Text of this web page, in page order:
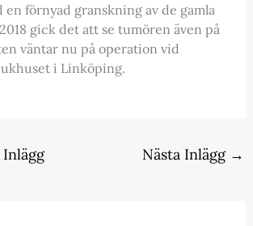
förnyad granskning av de gamla
gick det att se tumören även på
väntar nu på operation vid
i Linköping.
Nästa Inlägg →